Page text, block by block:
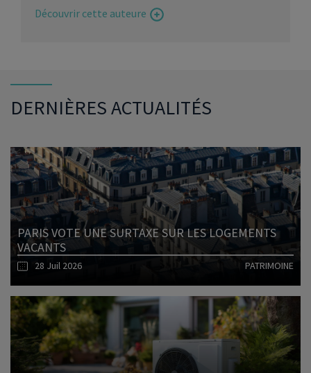
Découvrir cette auteure
DERNIÈRES ACTUALITÉS
PARIS VOTE UNE SURTAXE SUR LES LOGEMENTS
VACANTS
28 Juil 2026 PATRIMOINE
Lire l'article